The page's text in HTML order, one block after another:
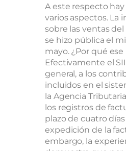
A este respecto
varios aspectos. La
sobre las ventas del
se hizo pública el
mayo. ¿Por qué ese
Efectivamente el
general, a los
incluidos en el
la Agencia
los registros de
plazo de cuatro
expedición de la
embargo, la